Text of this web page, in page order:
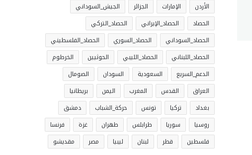
الأردن
الإمارات الجزائر
الجيش_السوداني
الحصاد
الحصاد_الإيراني
الحصاد_التركي
الحصاد_السوداني
الحصاد_السوري
الحصاد_الفلسطيني
الحصاد_اللبناني
الحصاد_الليبي الحوثيين
الخرطوم
الدعم_السريع
السعودية السودان
الصومال
العراق
القدس المغرب اليمن
بريطانيا
بغداد
تركيا تونس حركة_الشباب
دمشق
روسيا
سوريا طرابلس طهران غزة
فرنسا
فلسطين
قطر لبنان ليبيا مصر مقديشو